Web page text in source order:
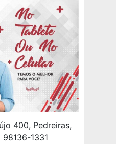
400, Pedreiras,
1331